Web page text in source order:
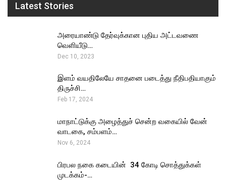
Latest Stories
அரையாண்டு தேர்வுக்கான புதிய அட்டவணை
வெளியீடு…
Dec 10, 2023
இளம் வயதிலேயே சாதனை படைத்து நீதிபதியாகும்
திருச்சி…
Feb 17, 2024
மாநாட்டுக்கு அழைத்துச் சென்ற வகையில் வேன்
வாடகை, சம்பளம்…
Nov 6, 2024
பிரபல நகை கடையின் ₹ 34 கோடி சொத்துக்கள்
முடக்கம்-…